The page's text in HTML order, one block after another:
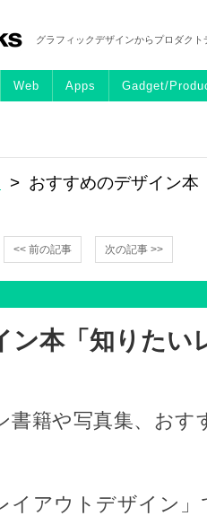
グラフィックデザインからプロダク
Web Apps Gadget/
> おすすめのデザイン本
<< 前の記事 次の記事 >>
ン本「知りたい
書籍や写真集、おす
イアウトデザイン」